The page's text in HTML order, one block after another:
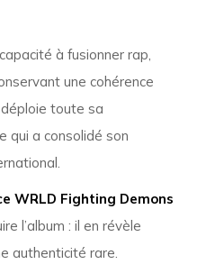
à fusionner rap,
une cohérence
toute sa
qui a consolidé son
WRLD Fighting Demons
l’album : il en révèle
authenticité rare.